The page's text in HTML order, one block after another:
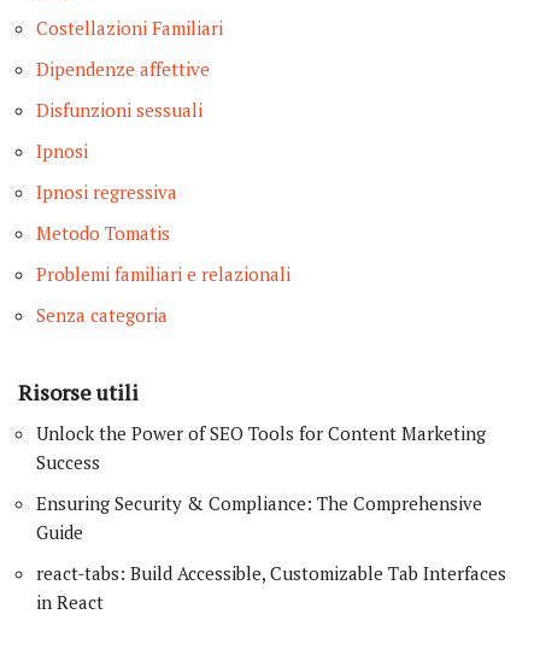
Costellazioni Familiari
Dipendenze affettive
Disfunzioni sessuali
Ipnosi
Ipnosi regressiva
Metodo Tomatis
Problemi familiari e relazionali
Senza categoria
Risorse utili
Unlock the Power of SEO Tools for Content Marketing
Success
Ensuring Security & Compliance: The Comprehensive
Guide
react-tabs: Build Accessible, Customizable Tab Interfaces
in React